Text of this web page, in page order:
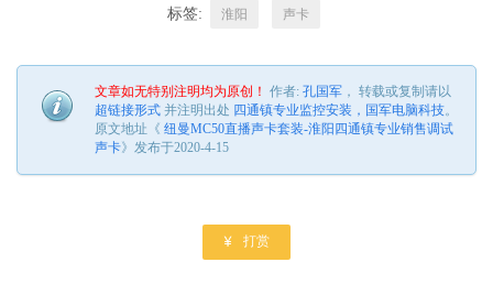
标签: 淮阳 声卡
文章如无特别注明均为原创！ 作者: 孔国军 ， 转载或复制请以
超链接形式 并注明出处 四通镇专业监控安装，国军电脑科技。
原文地址《 纽曼MC50直播声卡套装-淮阳四通镇专业销售调试
声卡》发布于2020-4-15
 打赏